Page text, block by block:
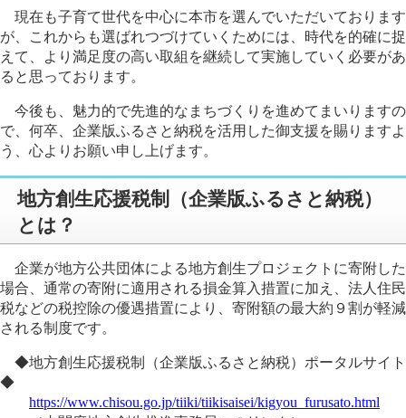
現在も子育て世代を中心に本市を選んでいただいております
が、これからも選ばれつづけていくためには、時代を的確に捉
えて、より満足度の高い取組を継続して実施していく必要があ
ると思っております。
今後も、魅力的で先進的なまちづくりを進めてまいりますの
で、何卒、企業版ふるさと納税を活用した御支援を賜りますよ
う、心よりお願い申し上げます。
地方創生応援税制（企業版ふるさと納税）
とは？
企業が地方公共団体による地方創生プロジェクトに寄附した
場合、通常の寄附に適用される損金算入措置に加え、法人住民
税などの税控除の優遇措置により、寄附額の最大約９割が軽減
される制度です。
◆地方創生応援税制（企業版ふるさと納税）ポータルサイト
◆
https://www.chisou.go.jp/tiiki/tiikisaisei/kigyou_furusato.html